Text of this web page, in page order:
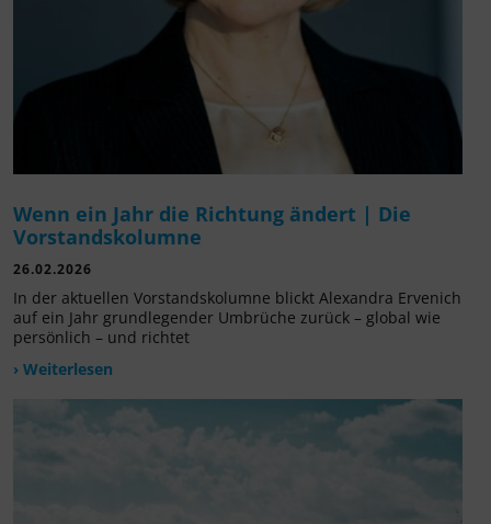
Wenn ein Jahr die Richtung ändert | Die
Vorstandskolumne
26.02.2026
In der aktuellen Vorstandskolumne blickt Alexandra Ervenich
auf ein Jahr grundlegender Umbrüche zurück – global wie
persönlich – und richtet
› Weiterlesen